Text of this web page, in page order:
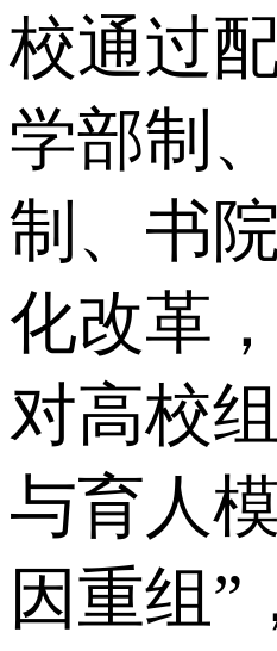
校通过
学部制
制、书
化改革
对高校
与育人
因重组”